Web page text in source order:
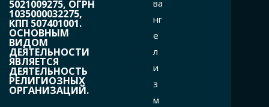
5021009275, ОГРН
1035000032275,
КПП 507401001.
ОСНОВНЫМ
ВИДОМ
ДЕЯТЕЛЬНОСТИ
ЯВЛЯЕТСЯ
ДЕЯТЕЛЬНОСТЬ
РЕЛИГИОЗНЫХ
ОРГАНИЗАЦИЙ.
ва
нг
е
л
и
з
м